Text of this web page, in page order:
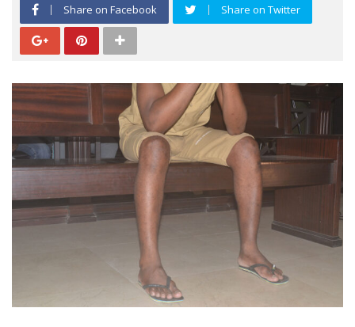
Share on Facebook Share on Twitter